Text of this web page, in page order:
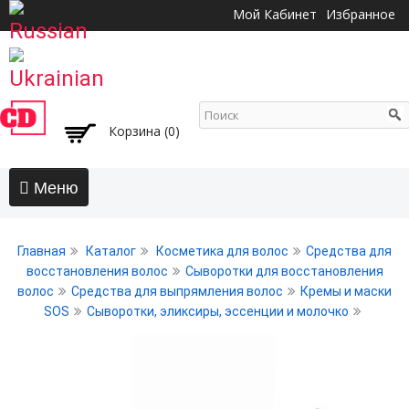
основному
Мой Кабинет Избранное
Корзина (0)
АКЦИИ
Волосы
Главная Каталог Косметика для волос
Средства для
восстановления волос
Сыворотки для восстановления
волос
Средства для выпрямления волос
Кремы и маски
SOS
Сыворотки, эликсиры, эссенции и молочко